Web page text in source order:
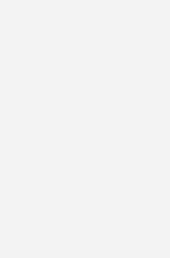
dem großen und breiten
Dabei sind sucht­
Begutachtung
Substanzen, den oft
und den oft nur
zu beurteilen.